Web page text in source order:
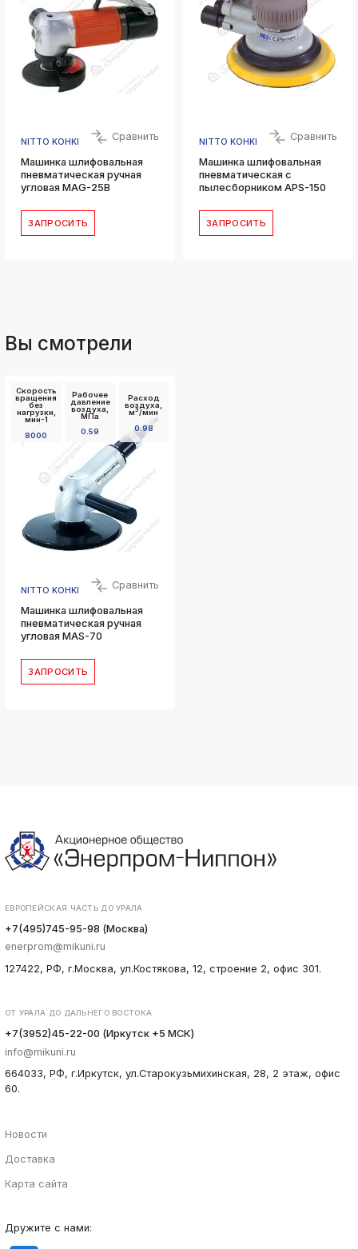
NITTO KOHKI Сравнить
Машинка шлифовальная
пневматическая ручная
угловая MAG-25B
ЗАПРОСИТЬ
NITTO KOHKI Сравнить
Машинка шлифовальная
пневматическая с
пылесборником APS-150
ЗАПРОСИТЬ
Вы смотрели
Скорость
вращения
без
нагрузки,
мин-1
8000
Рабочее
давление
воздуха,
МПа
0.59
Расход
воздуха,
м3/мин
0.98
NITTO KOHKI Сравнить
Машинка шлифовальная
пневматическая ручная
угловая MAS-70
ЗАПРОСИТЬ
ЕВРОПЕЙСКАЯ ЧАСТЬ ДО УРАЛА
+7(495)745-95-98 (Москва)
enerprom@mikuni.ru
127422, РФ, г.Москва, ул.Костякова, 12, строение 2, офис 301.
ОТ УРАЛА ДО ДАЛЬНЕГО ВОСТОКА
+7(3952)45-22-00 (Иркутск +5 МСК)
info@mikuni.ru
664033, РФ, г.Иркутск, ул.Старокузьмихинская, 28, 2 этаж, офис
60.
Новости
Доставка
Карта сайта
Дружите с нами: